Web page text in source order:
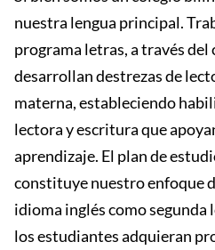
nuestra lengua principal.
programa letras, a través
desarrollan destrezas de
materna, estableciendo
lectora y escritura que
aprendizaje. El plan de
constituye nuestro enfoque
idioma inglés como segunda
los estudiantes adquieran